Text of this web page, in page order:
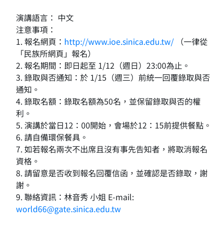
演講語言： 中文
注意事項：
1. 報名網頁： http://www.ioe.sinica.edu.tw/ （一律從
「民族所網頁」報名）
2. 報名期間：即日起至 1/12（週日）23:00為止。
3. 錄取與否通知：於 1/15（週三）前統一回覆錄取與否
通知。
4. 錄取名額：錄取名額為50名，並保留錄取與否的權
利。
5. 演講於當日12：00開始，會場於12：15前提供餐點。
6. 請自備環保餐具。
7. 如若報名兩次不出席且沒有事先告知者，將取消報名
資格。
8. 請留意是否收到報名回覆信函，並確認是否錄取，謝
謝。
9. 聯絡資訊：林音秀 小姐 E-mail:
world66@gate.sinica.edu.tw